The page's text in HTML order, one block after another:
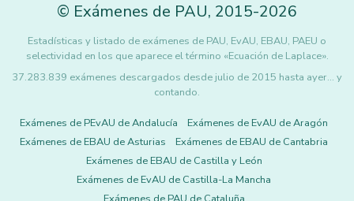
© Exámenes de PAU, 2015-2026
Estadísticas y listado de exámenes de PAU, EvAU, EBAU, PAEU o
selectividad en los que aparece el término «Ecuación de Laplace».
37.283.839 exámenes descargados desde julio de 2015 hasta ayer... y
contando.
Exámenes de PEvAU de Andalucía
Exámenes de EvAU de Aragón
Exámenes de EBAU de Asturias
Exámenes de EBAU de Cantabria
Exámenes de EBAU de Castilla y León
Exámenes de EvAU de Castilla-La Mancha